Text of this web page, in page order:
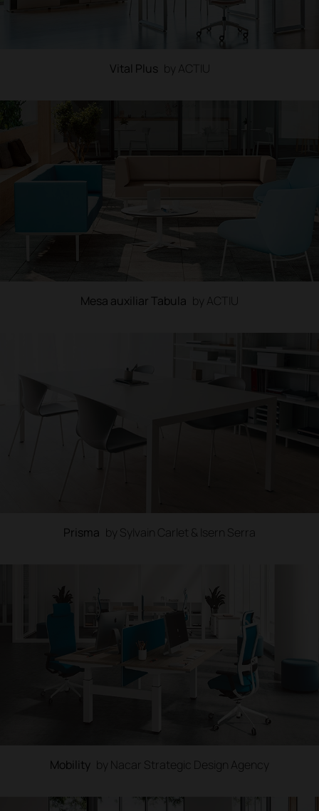
Vital Plus by ACTIU
Mesa auxiliar Tabula by ACTIU
Prisma by Sylvain Carlet & Isern Serra
Mobility by Nacar Strategic Design Agency